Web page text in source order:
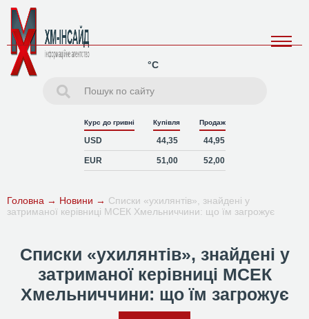
°C
Курс до гривні Купівля Продаж
USD 44,35 44,95
EUR 51,00 52,00
Головна → Новини → Списки «ухилянтів», знайдені у
затриманої керівниці МСЕК Хмельниччини: що їм загрожує
Списки «ухилянтів», знайдені у
затриманої керівниці МСЕК
Хмельниччини: що їм загрожує